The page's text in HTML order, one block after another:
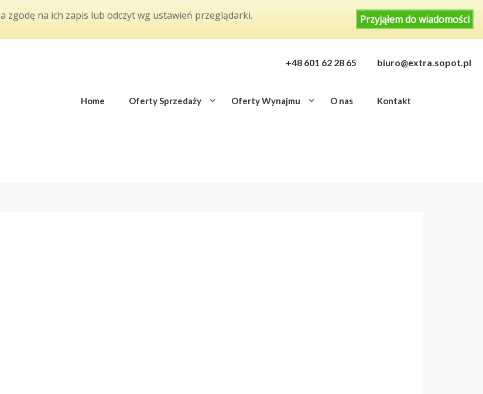
na ich zapis lub odczyt wg ustawień przeglądarki. Przyjąłem do wiadomości
+48 601 62 28 65 biuro@extra.sopot.pl
Home Oferty Sprzedaży Oferty Wynajmu O nas Kontakt